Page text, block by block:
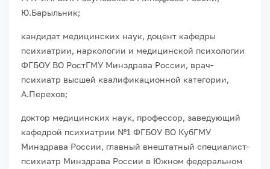
Ю.Барыльник;
кандидат медицинских наук, доцент кафедры
психиатрии, наркологии и медицинской психологии
ФГБОУ ВО РостГМУ Минздрава России, врач-
психиатр высшей квалификационной категории,
А.Перехов;
доктор медицинских наук, профессор, заведующий
кафедрой психиатрии №1 ФГБОУ ВО КубГМУ
Минздрава России, главный внештатный специалист-
психиатр Минздрава России в Южном федеральном